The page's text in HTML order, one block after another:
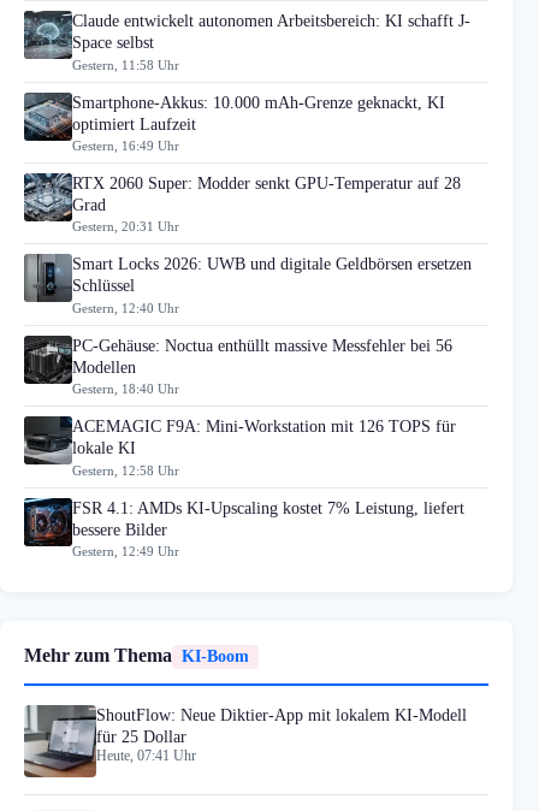
Claude entwickelt autonomen Arbeitsbereich: KI schafft J-
Space selbst
Gestern, 11:58 Uhr
Smartphone-Akkus: 10.000 mAh-Grenze geknackt, KI
optimiert Laufzeit
Gestern, 16:49 Uhr
RTX 2060 Super: Modder senkt GPU-Temperatur auf 28
Grad
Gestern, 20:31 Uhr
Smart Locks 2026: UWB und digitale Geldbörsen ersetzen
Schlüssel
Gestern, 12:40 Uhr
PC-Gehäuse: Noctua enthüllt massive Messfehler bei 56
Modellen
Gestern, 18:40 Uhr
ACEMAGIC F9A: Mini-Workstation mit 126 TOPS für
lokale KI
Gestern, 12:58 Uhr
FSR 4.1: AMDs KI-Upscaling kostet 7% Leistung, liefert
bessere Bilder
Gestern, 12:49 Uhr
Mehr zum Thema KI-Boom
ShoutFlow: Neue Diktier-App mit lokalem KI-Modell
für 25 Dollar
Heute, 07:41 Uhr